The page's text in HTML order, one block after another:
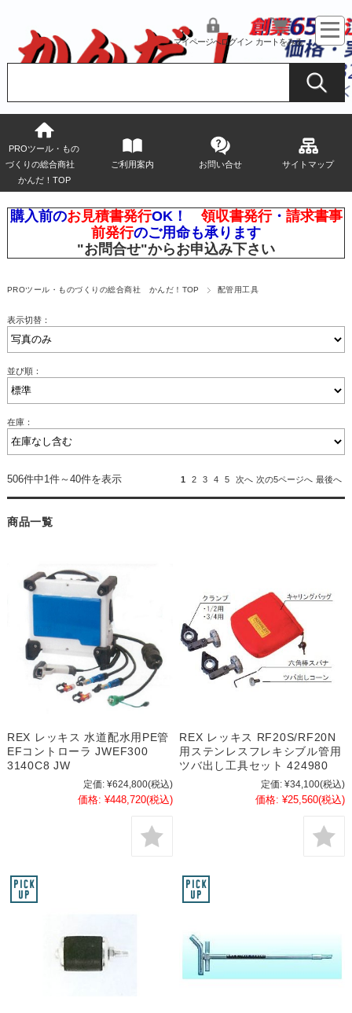
マイページへログイン カートをみる
PROツール・もの
づくりの総合商社
かんだ！TOP
ご利用案内 お問い合せ サイトマップ
購入前のお見積書発行OK！ 領収書発行・ 請求書事
前発行のご用命も承ります
"お問合せ"からお申込み下さい
PROツール・ものづくりの総合商社 かんだ！TOP 配管用工具
表示切替：
並び順：
在庫：
506件中1件～40件を表示 1 2 3 4 5 次へ 次の5ページへ 最後へ
商品一覧
REX レッキス 水道配水用PE管
EFコントローラ JWEF300
3140C8 JW
定価: ¥624,800(税込)
価格: ¥448,720(税込)
REX レッキス RF20S/RF20N
用ステンレスフレキシブル管用
ツバ出し工具セット 424980
定価: ¥34,100(税込)
価格: ¥25,560(税込)